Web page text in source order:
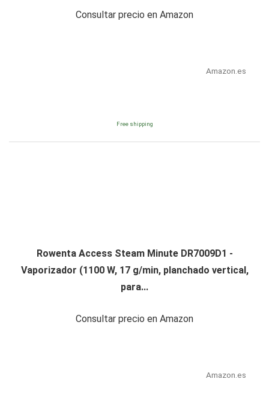
Consultar precio en Amazon
Amazon.es
Free shipping
Rowenta Access Steam Minute DR7009D1 -
Vaporizador (1100 W, 17 g/min, planchado vertical,
para...
Consultar precio en Amazon
Amazon.es